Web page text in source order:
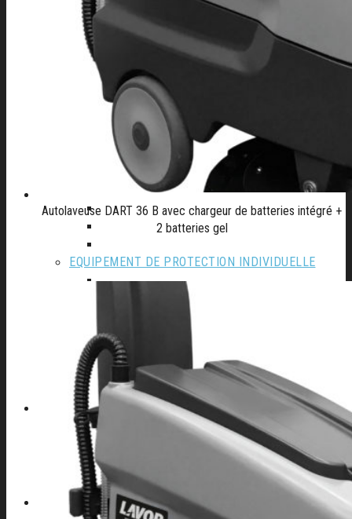
Métaux d’apport TIG
EQUIPEMENTS D’ATELIER
Accessoires compresseur
Aspirateur eau et poussieres
Autolaveuse
Compresseur
Groupe électrogène
Materiel de Garage
Nettoyeur haute pression
Perceuse à colonne
Perceuse d’établi
Perceuse magnetique
EQUIPEMENT DE PROTECTION INDIVIDUELLE
Cagoule Electronique
Protection de la main
Protection de la tête
Vêtements de travail
A PROPOS D’AFSE
CONTACT
Autolaveuse DART 36 B avec chargeur de batteries intégré +
2 batteries gel